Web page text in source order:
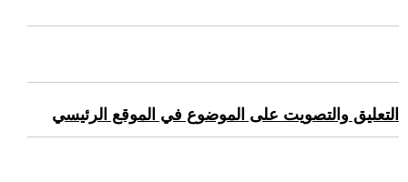
التعليق والتصويت على الموضوع في الموقع الرئيسي